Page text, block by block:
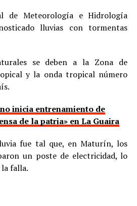
de Meteorología e Hidrología
lluvias con tormentas
se deben a la Zona de
y la onda tropical número
inicia entrenamiento de
de la patria» en La Guaira
fue tal que, en Maturín, los
un poste de electricidad, lo
falla.